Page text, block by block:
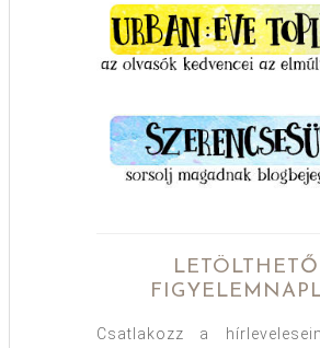
LETÖLTHETŐ
Csatlakozz a